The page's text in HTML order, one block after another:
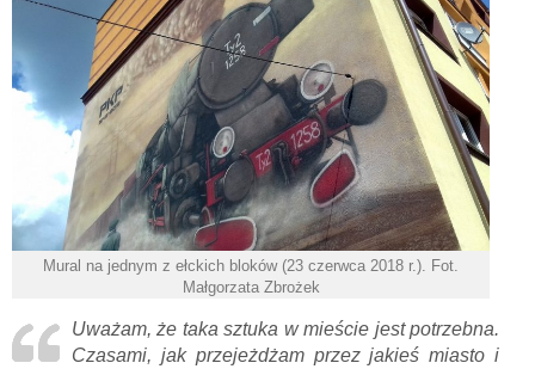
Mural na jednym z ełckich bloków (23 czerwca 2018 r.). Fot.
Małgorzata Zbrożek
Uważam, że taka sztuka w mieście jest potrzebna.
Czasami, jak przejeżdżam przez jakieś miasto i